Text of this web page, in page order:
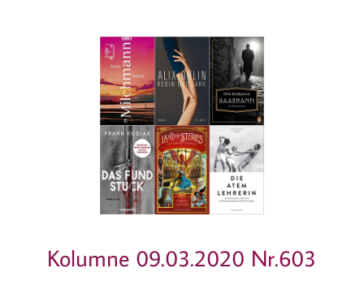
Kolumne 09.03.2020 Nr.603